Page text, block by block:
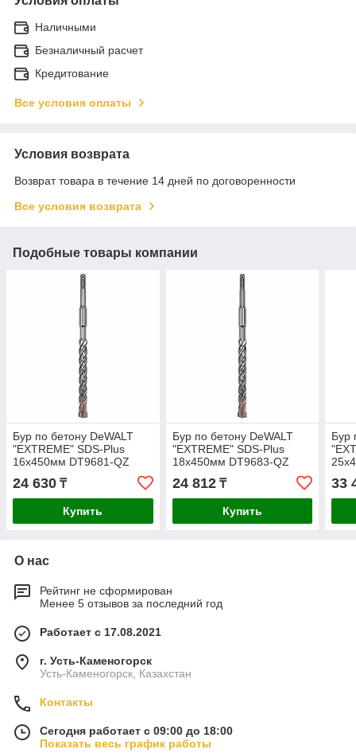
Наличными
Безналичный расчет
Кредитование
Все условия оплаты
Условия возврата
Возврат товара в течение 14 дней по договоренности
Все условия возврата
Подобные товары компании
Бур по бетону DeWALT
"EXTREME" SDS-Plus
16х450мм DT9681-QZ
24 630 ₸
Купить
Бур по бетону DeWALT
"EXTREME" SDS-Plus
18х450мм DT9683-QZ
24 812₸
Купить
Бур
33
О нас
Рейтинг не сформирован
Менее 5 отзывов за последний год
Работает с 17.08.2021
г. Усть-Каменогорск
Усть-Каменогорск, Казахстан
Контакты
Сегодня работает с 09:00 до 18:00
Показать весь график работы